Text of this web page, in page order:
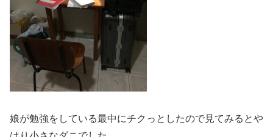
娘が勉強をしている最中にチクっとしたので見てみるとや